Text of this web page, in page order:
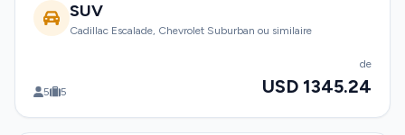
SUV
Cadillac Escalade, Chevrolet Suburban ou similaire
5 5
de
USD 1345.24